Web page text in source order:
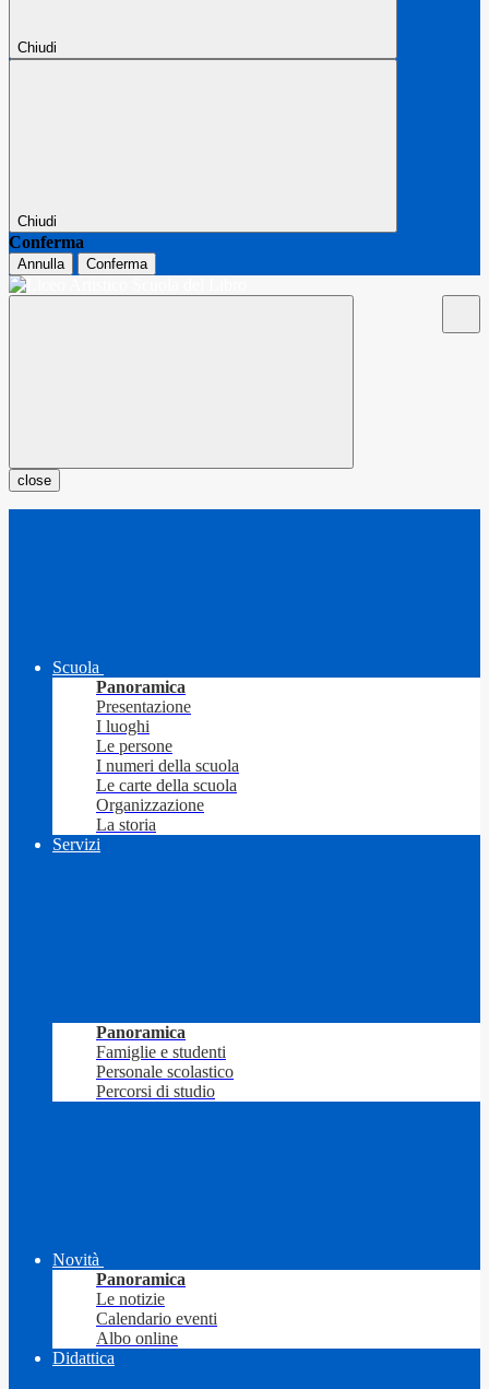
Chiudi
Chiudi
Conferma
Annulla Conferma
close
Scuola
Panoramica
Presentazione
I luoghi
Le persone
I numeri della scuola
Le carte della scuola
Organizzazione
La storia
Servizi
Panoramica
Famiglie e studenti
Personale scolastico
Percorsi di studio
Novità
Panoramica
Le notizie
Calendario eventi
Albo online
Didattica